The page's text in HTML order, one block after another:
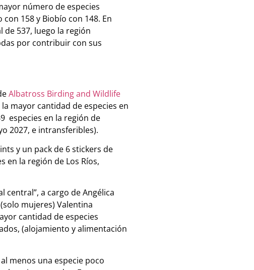
número de especies
158 y Biobío con 148. En
537, luego la región
por contribuir con sus
Albatross Birding and Wildlife
mayor cantidad de especies en
especies en la región de
2027, e intransferibles).
y un pack de 6 stickers de
en la región de Los Ríos,
central”, a cargo de Angélica
mujeres) Valentina
cantidad de especies
(alojamiento y alimentación
menos una especie poco